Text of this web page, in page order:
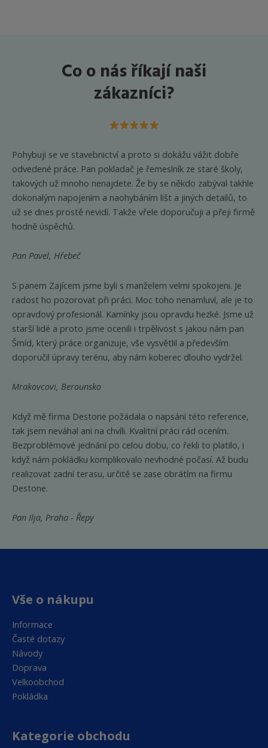
Co o nás říkají naši
zákazníci?
Pohybuji se ve stavebnictví a proto si dokážu vážit dobře
odvedené práce. Pan pokladač je řemeslník ze staré školy,
takových už mnoho nenajdete. Že by se někdo zabýval takhle
dokonalým napojením a naohybáním lišt a jiných detailů, to
už se dnes prostě nevidí. Takže vřele doporučuji a přeji firmě
hodně úspěchů.
Pan Pavel, Hřebeč
S panem Zajícem jsme byli s manželem velmi spokojeni. Je
radost ho pozorovat při práci. Moc toho nenamluví, ale je to
opravdový profesionál. Kamínky jsou opravdu hezké. Jsme už
starší lidé a proto jsme ocenili i trpělivost s jakou nám pan
Šmíd, který práce organizuje, vše vysvětlil a především
doporučil úpravy terénu, aby nám koberec dlouho vydržel.
Mrakovcovi, Berounsko
Když mě firma Destone požádala o napsání této reference,
tak jsem neváhal ani na chvíli. Kvalitní práci rád ocením.
Bezproblémové jednání po celou dobu, co řekli to platilo, i
když nám pokládku komplikovalo nevhodné počasí. Až budu
realizovat zadní terasu, určitě se zase obrátím na firmu
Destone.
Pan Ilja, Praha - Řepy
Vše o nákupu
Informace
Časté dotazy
Návody
Doprava
Velkoobchod
Pokládka
Kategorie obchodu